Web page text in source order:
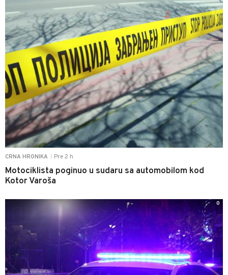
CRNA HRONIKA Pre 2 h
Motociklista poginuo u sudaru sa automobilom kod
Kotor Varoša
0